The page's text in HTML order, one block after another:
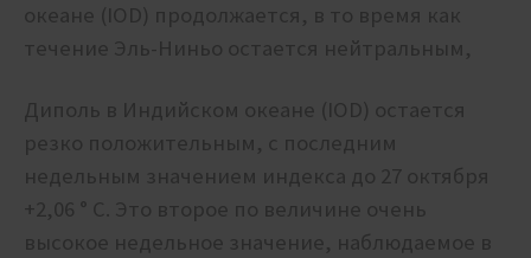
океане (IOD) продолжается, в то время как
течение Эль-Ниньо остается нейтральным,
Диполь в Индийском океане (IOD) остается
резко положительным, с последним
недельным значением индекса до 27 октября
+2,06 ° C. Это второе по величине очень
высокое недельное значение, наблюдаемое в